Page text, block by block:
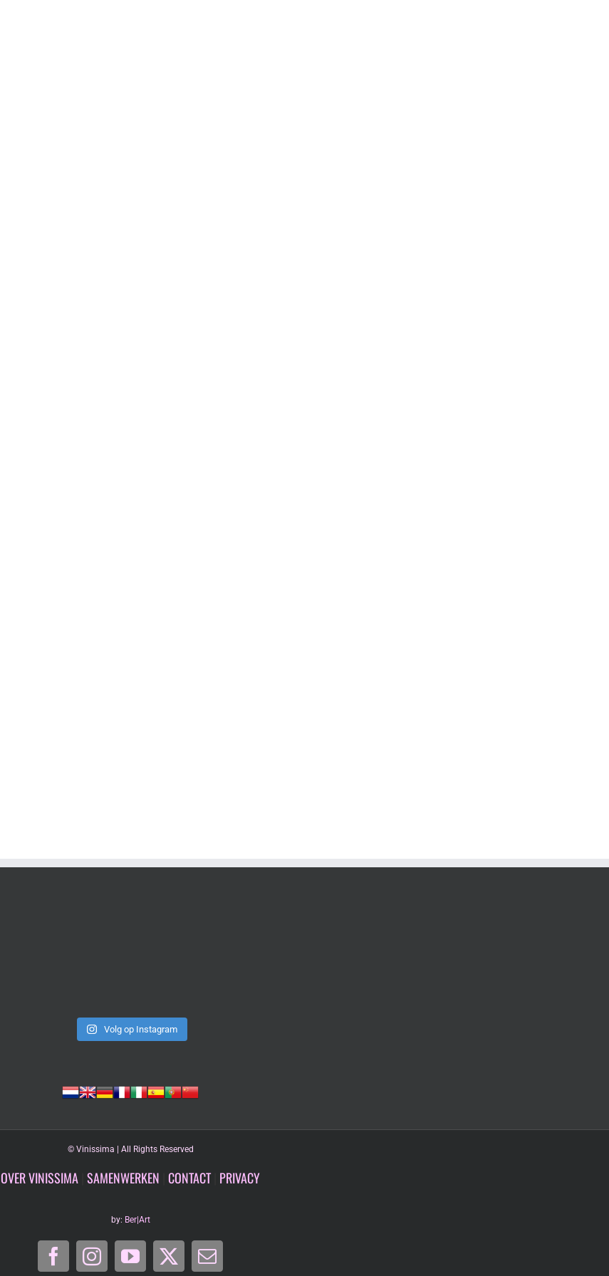
Volg op Instagram
© Vinissima | All Rights Reserved
OVER VINISSIMA SAMENWERKEN CONTACT| PRIVACY
by: Ber|Art
FacebookInstagram
YouTube
X
E-